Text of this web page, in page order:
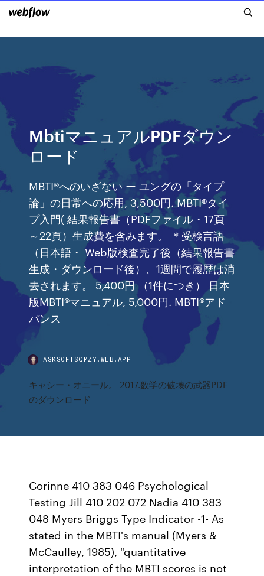
MbtiマニュアルPDFダウン
ロード
MBTI®へのいざない ー ユングの「タイプ
論」の日常への応用, 3,500円. MBTI®タイ
プ入門( 結果報告書（PDFファイル・17頁
～22頁）生成費を含みます。 ＊受検言語
（日本語・ Web版検査完了後（結果報告書
生成・ダウンロード後）、1週間で履歴は消
去されます。 5,400円 （1件につき） 日本
版MBTI®マニュアル, 5,000円. MBTI®アド
バンス
ASKSOFTSQMZY.WEB.APP
キャシー・オニール。 2017.数学の破壊の武器PDF
のダウンロード
Corinne 410 383 046 Psychological
Testing Jill 410 202 072 Nadia 410 383
048 Myers Briggs Type Indicator -1- As
stated in the MBTI's manual (Myers &
McCaulley, 1985), "quantitative
interpretation of the MBTI scores is not